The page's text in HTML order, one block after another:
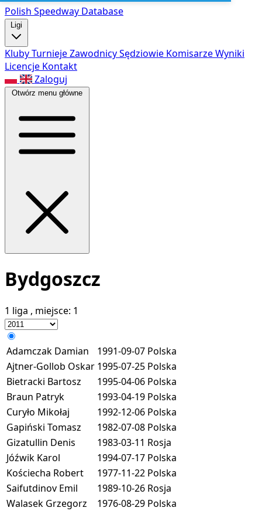
Polish Speedway Database
Ligi
KlubyTurniejeZawodnicySędziowie KomisarzeWyniki
Licencje Kontakt
Zaloguj
Otwórz menu główne
Bydgoszcz
1 liga , miejsce: 1
Adamczak Damian 1991-09-07 Polska
Ajtner-Gollob Oskar 1995-07-25 Polska
Bietracki Bartosz
1995-04-06 Polska
Braun Patryk
1993-04-19 Polska
Curyło Mikołaj
1992-12-06 Polska
Gapiński Tomasz
1982-07-08 Polska
Gizatullin Denis
1983-03-11 Rosja
Jóźwik Karol
1994-07-17 Polska
Kościecha Robert
1977-11-22 Polska
Saifutdinov Emil
1989-10-26 Rosja
Walasek Grzegorz
1976-08-29 Polska